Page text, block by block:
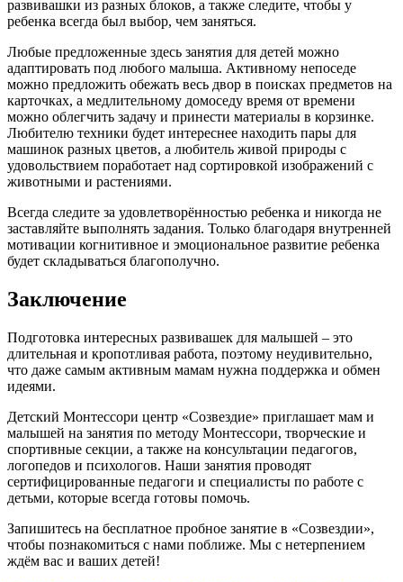
развивашки из разных блоков, а также следите, чтобы у
ребенка всегда был выбор, чем заняться.
Любые предложенные здесь занятия для детей можно
адаптировать под любого малыша. Активному непоседе
можно предложить обежать весь двор в поисках предметов на
карточках, а медлительному домоседу время от времени
можно облегчить задачу и принести материалы в корзинке.
Любителю техники будет интереснее находить пары для
машинок разных цветов, а любитель живой природы с
удовольствием поработает над сортировкой изображений с
животными и растениями.
Всегда следите за удовлетворённостью ребенка и никогда не
заставляйте выполнять задания. Только благодаря внутренней
мотивации когнитивное и эмоциональное развитие ребенка
будет складываться благополучно.
Заключение
Подготовка интересных развивашек для малышей – это
длительная и кропотливая работа, поэтому неудивительно,
что даже самым активным мамам нужна поддержка и обмен
идеями.
Детский Монтессори центр «Созвездие» приглашает мам и
малышей на занятия по методу Монтессори, творческие и
спортивные секции, а также на консультации педагогов,
логопедов и психологов. Наши занятия проводят
сертифицированные педагоги и специалисты по работе с
детьми, которые всегда готовы помочь.
Запишитесь на бесплатное пробное занятие в «Созвездии»,
чтобы познакомиться с нами поближе. Мы с нетерпением
ждём вас и ваших детей!